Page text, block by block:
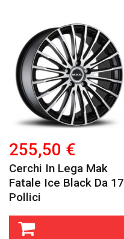
255,50 €
Cerchi In Lega Mak
Fatale Ice Black Da 17
Pollici